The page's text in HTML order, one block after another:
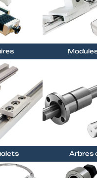
Arbres